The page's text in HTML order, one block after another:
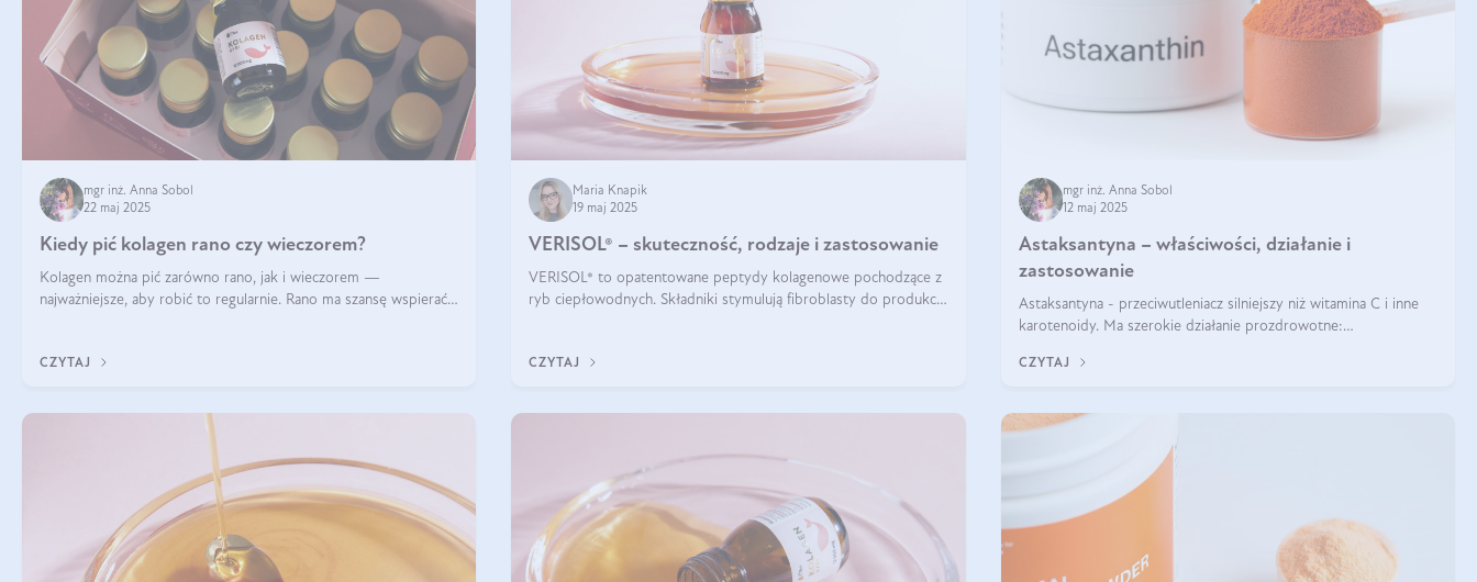
mgr inż. Anna Sobol
22 maj 2025
Kiedy pić kolagen rano czy wieczorem?
Kolagen można pić zarówno rano, jak i wieczorem —
najważniejsze, aby robić to regularnie. Rano ma szansę wspierać
CZYTAJ
Maria Knapik
19 maj 2025
VERISOL® – skuteczność, rodzaje i zastosowanie
VERISOL® to opatentowane peptydy kolagenowe pochodzące z
ryb ciepłowodnych. Składniki stymulują fibroblasty do produkcji
komórek skóry.
CZYTAJ
mgr inż. Anna Sobol
12 maj 2025
Astaksantyna – właściwości, działanie i
zastosowanie
Astaksantyna - przeciwutleniacz silniejszy niż witamina C i inne
karotenoidy. Ma szerokie działanie prozdrowotne:
CZYTAJ